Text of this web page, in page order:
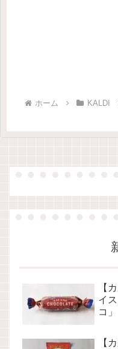
ホーム KALDI
【
イ
コ」
【